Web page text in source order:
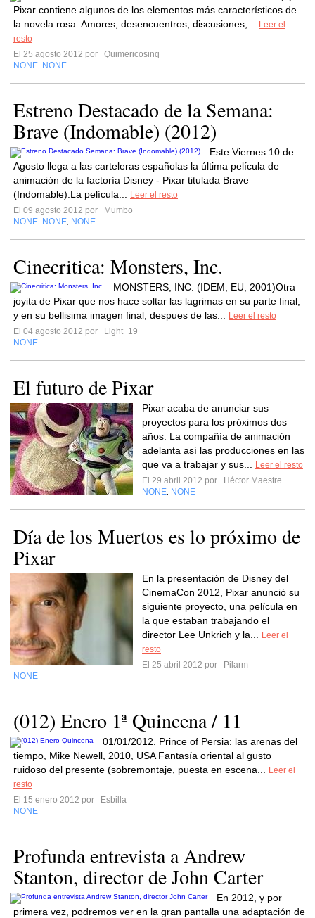
Pixar contiene algunos de los elementos más característicos de
la novela rosa. Amores, desencuentros, discusiones,...
Leer el
resto
El 25 agosto 2012 por
Quimericosinq
NONE NONE
Estreno Destacado de la Semana:
Brave (Indomable) (2012)
Este Viernes 10 de
Agosto llega a las carteleras españolas la última película de
animación de la factoría Disney - Pixar titulada Brave
(Indomable).La película...
Leer el resto
El 09 agosto 2012 por
Mumbo
NONE NONE NONE
Cinecritica: Monsters, Inc.
MONSTERS, INC. (IDEM, EU, 2001)Otra
joyita de Pixar que nos hace soltar las lagrimas en su parte final,
y en su bellisima imagen final, despues de las...
Leer el resto
El 04 agosto 2012 por
Light_19
NONE
El futuro de Pixar
Pixar acaba de anunciar sus
proyectos para los próximos dos
años. La compañía de animación
adelanta así las producciones en las
que va a trabajar y sus...
Leer el resto
El 29 abril 2012 por
Héctor Maestre
NONE NONE
Día de los Muertos es lo próximo de
Pixar
En la presentación de Disney del
CinemaCon 2012, Pixar anunció su
siguiente proyecto, una película en
la que estaban trabajando el
director Lee Unkrich y la...
Leer el
resto
El 25 abril 2012 por
Pilarm
NONE
(012) Enero 1ª Quincena / 11
01/01/2012. Prince of Persia: las arenas del
tiempo, Mike Newell, 2010, USA Fantasía oriental al gusto
ruidoso del presente (sobremontaje, puesta en escena...
Leer el
resto
El 15 enero 2012 por
Esbilla
NONE
Profunda entrevista a Andrew
Stanton, director de John Carter
En 2012, y por
primera vez, podremos ver en la gran pantalla una adaptación de